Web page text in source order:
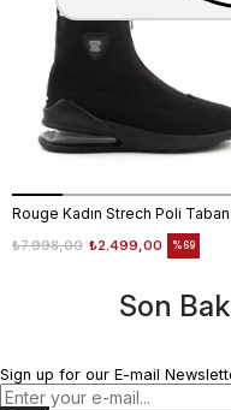
₺2.499,00
₺7.998,00 %69
Son
Sign up for our E-mail